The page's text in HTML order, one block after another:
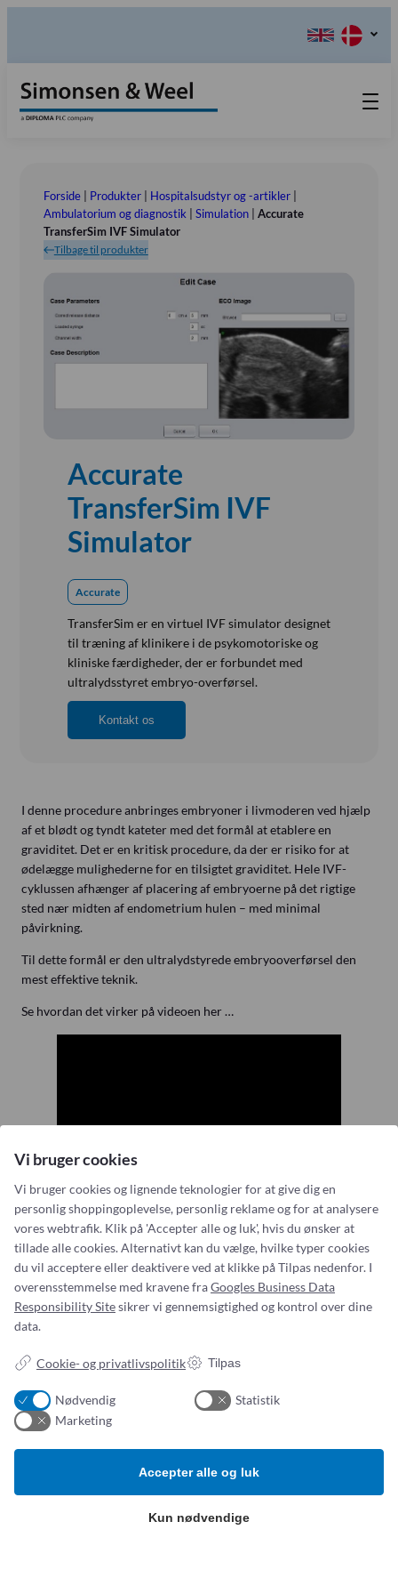
Retur-, Reklamations- og
Reparationsformular
Kontakt os
Send ordination
Vores Værdier
Bestyrelsen
Udstillinger
Showroom
Vision, Mission, Miljø og Kvalitet
Kliniske diætister
Salgs- og Leveringsbetingelser
Ledige Stillinger
Tlf.: (+45) 70 25 56 10
Forside| Produkter| Hospitalsudstyr og -artikler|
Ambulatorium og diagnostik
Simulation| Accurate
TransferSim IVF Simulator
Tilbage til produkter
Accurate
TransferSim IVF
Simulator
Accurate
TransferSim er en virtuel IVF simulator designet
til træning af klinikere i de psykomotoriske og
kliniske færdigheder, der er forbundet med
ultralydsstyret embryo-overførsel.
Kontakt os
I denne procedure anbringes embryoner i livmoderen ved hjælp
af et blødt og tyndt kateter med det formål at etablere en
graviditet. Det er en kritisk procedure, da der er risiko for at
ødelægge mulighederne for en tilsigtet graviditet. Hele IVF-
cyklussen afhænger af placering af embryoerne på det rigtige
sted nær midten af endometrium hulen – med minimal
påvirkning.
Til dette formål er den ultralydstyrede embryooverførsel den
mest effektive teknik.
Se hvordan det virker på videoen her …
Addresse:
Simonsen & Weel
2635 Ishøj
Nyheder
Kontakt os
Vi bruger cookies
Vi bruger cookies og lignende teknologier for at give dig en
personlig shoppingoplevelse, personlig reklame og for at analysere
vores webtrafik. Klik på 'Accepter alle og luk', hvis du ønsker at
tillade alle cookies. Alternativt kan du vælge, hvilke typer cookies
du vil acceptere eller deaktivere ved at klikke på Tilpas nedenfor. I
overensstemmelse med kravene fraGoogles Business Data
Responsibility Sitesikrer vi gennemsigtighed og kontrol over dine
data.
Cookie- og privatlivspolitik Tilpas
Nødvendig
Statistik
Marketing
Kun nødvendige
Accepter alle og luk